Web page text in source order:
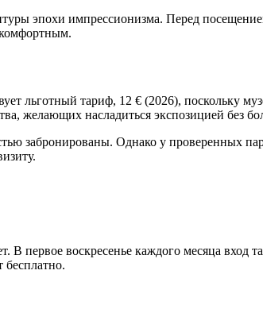
эпохи импрессионизма. Перед
льготный тариф, 12 € (2026), поскольку
желающих насладиться экспозицией без
забронированы. Однако у проверенных
первое воскресенье каждого месяца вход
бесплатно.